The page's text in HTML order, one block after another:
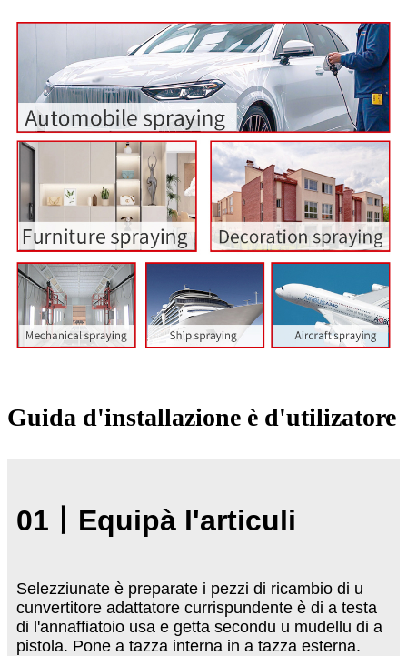
Guida d'installazione è d'utilizatore
01 Equipà l'articuli
Selezziunate è preparate i pezzi di ricambio di u
cunvertitore adattatore currispundente è di a testa
di l'annaffiatoio usa e getta secondu u mudellu di a
pistola. Pone a tazza interna in a tazza esterna.